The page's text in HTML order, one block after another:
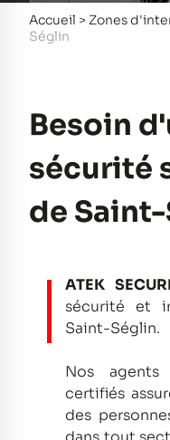
Accueil > Zones
Séglin
Besoin
sécurité
de
ATEK
sécurité et
Saint-Séglin.
Nos
certifiés
des